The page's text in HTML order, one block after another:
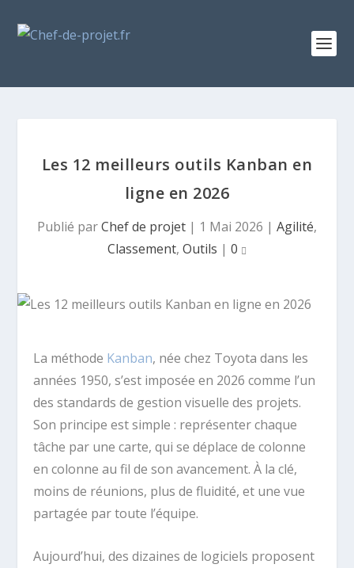
Les 12 meilleurs outils Kanban en
ligne en 2026
Publié parChef de projet | 1 Mai 2026 | Agilité,
Classement, Outils | 0
La méthode Kanban, née chez Toyota dans les
années 1950, s’est imposée en 2026 comme l’un
des standards de gestion visuelle des projets.
Son principe est simple : représenter chaque
tâche par une carte, qui se déplace de colonne
en colonne au fil de son avancement. À la clé,
moins de réunions, plus de fluidité, et une vue
partagée par toute l’équipe.
Aujourd’hui, des dizaines de logiciels proposent